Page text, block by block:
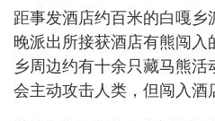
距事发酒店约百米的白嘎乡
晚派出所接获酒店有熊闯入
乡周边约有十余只藏马熊
会主动攻击人类，但闯入酒